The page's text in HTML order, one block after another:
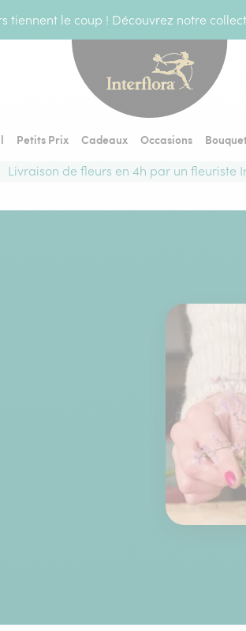
tiennent le coup ! Découvrez notre
Petits Prix Cadeaux Occasions
Livraison de fleurs en 4h par un fleuriste